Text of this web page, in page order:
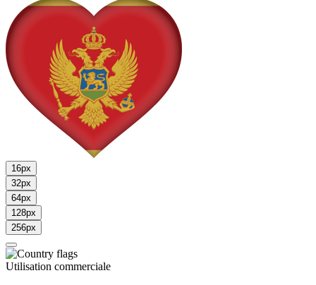
16px
32px
64px
128px
256px
Utilisation commerciale